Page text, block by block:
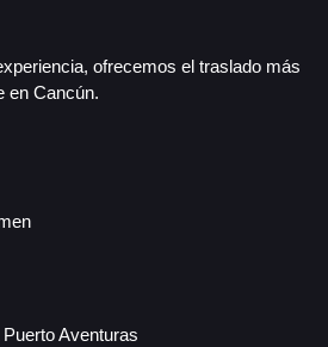
ofrecemos el traslado más
en Cancún.
Aventuras